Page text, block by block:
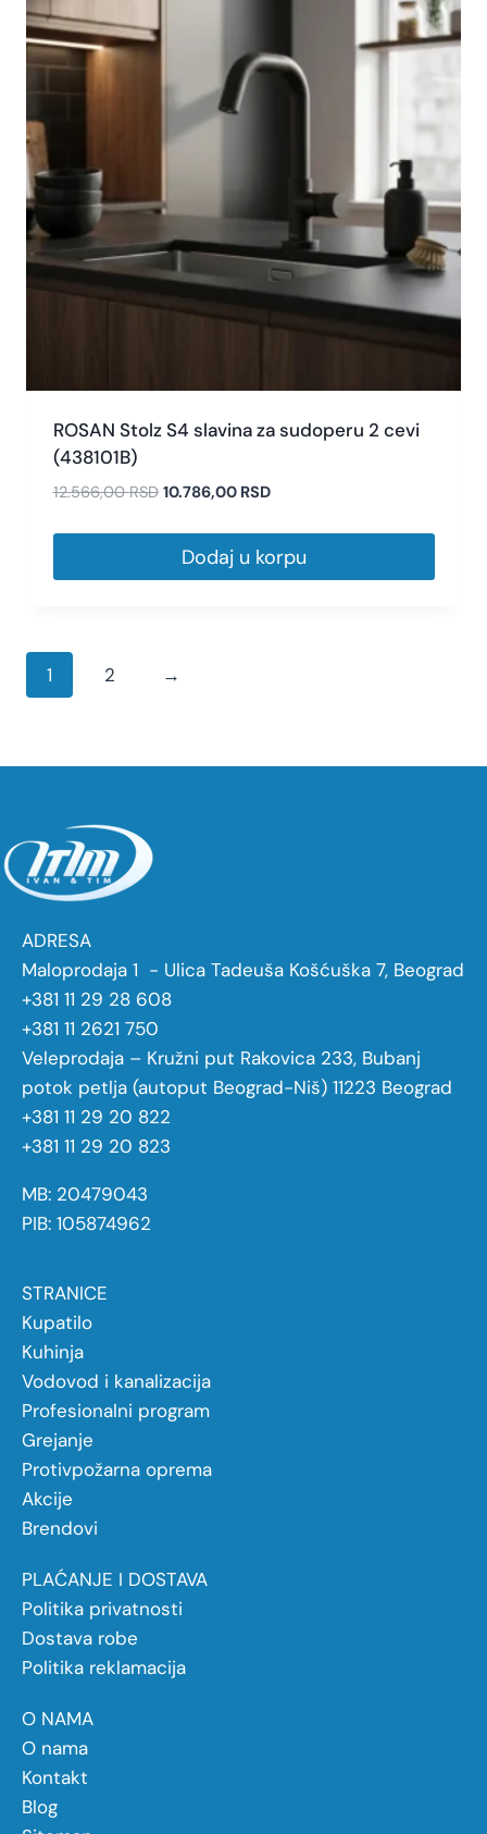
ROSAN Stolz S4 slavina za sudoperu 2 cevi
(438101B)
12.566,00RSD 10.786,00 RSD
Dodaj u korpu
1 2 →
ADRESA
Maloprodaja 1 - Ulica Tadeuša Košćuška 7, Beograd
+381 11 29 28 608
+381 11 2621 750
Veleprodaja – Kružni put Rakovica 233, Bubanj
potok petlja (autoput Beograd-Niš) 11223 Beograd
+381 11 29 20 822
+381 11 29 20 823
MB: 20479043
PIB: 105874962
STRANICE
Kupatilo
Kuhinja
Vodovod i kanalizacija
Profesionalni program
Grejanje
Protivpožarna oprema
Akcije
Brendovi
PLAĆANJE I DOSTAVA
Politika privatnosti
Dostava robe
Politika reklamacija
O NAMA
O nama
Kontakt
Blog